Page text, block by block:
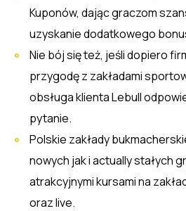
Kuponów, dając graczom
uzyskanie dodatkowego
Nie bój się też, jeśli dopiero
przygodę z zakładami
obsługa klienta Lebull
pytanie.
Polskie zakłady
nowych jak i actually stałych
atrakcyjnymi kursami na
oraz live.